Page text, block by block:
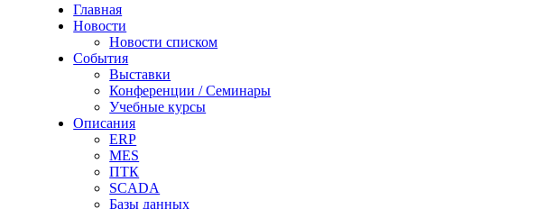
Главная
Новости
Новости списком
События
Выставки
Конференции / Семинары
Учебные курсы
Описания
ERP
MES
ПТК
SCADA
Базы данных